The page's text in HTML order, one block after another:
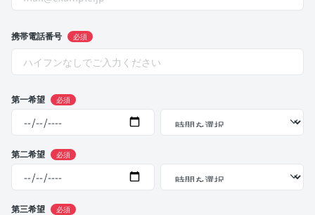
携帯電話番号 必須
第一希望 必須
第二希望 必須
第三希望 必須